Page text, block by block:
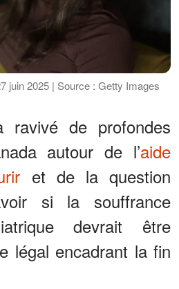
juin 2025 | Source : Getty Images
ravivé de profondes
autour de l’aide
et de la question
si la souffrance
devrait être
légal encadrant la fin